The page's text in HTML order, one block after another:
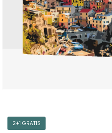
2+1 GRATIS